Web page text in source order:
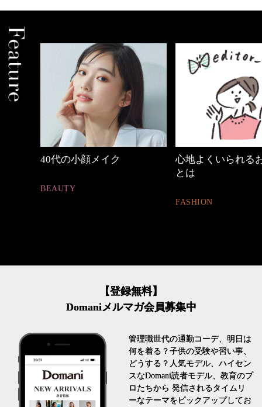
40代の小顔メイク
BEAUTY
心地よくいられる
とは
FASHION
【登録無料】
Domaniメルマガ会員募集中
管理職世代の通勤コーデ、明日は
何を着る？子供の受験や習い事、
どうする？人気モデル、ハイセン
スなDomani読者モデル、教育のプ
ロたちから 発信されるタイムリ
ーなテーマをピックアップしてお